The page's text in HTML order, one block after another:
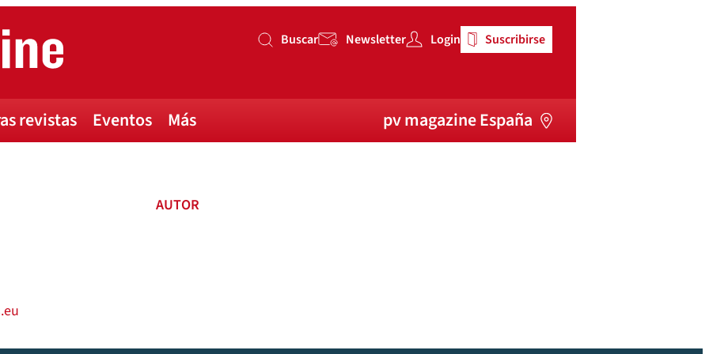
Buscar
Buscar Newsletter Login Suscribirse
revistas Eventos Más pv magazine España
AUTOR